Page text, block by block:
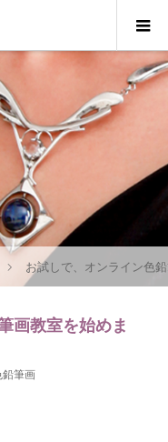
お試しで、オンライン色
画教室を始めま
鉛筆画